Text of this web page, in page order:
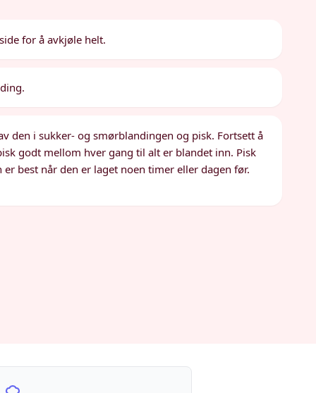
for å avkjøle helt.
den i sukker- og smørblandingen og pisk. Fortsett å
godt mellom hver gang til alt er blandet inn. Pisk
best når den er laget noen timer eller dagen før.